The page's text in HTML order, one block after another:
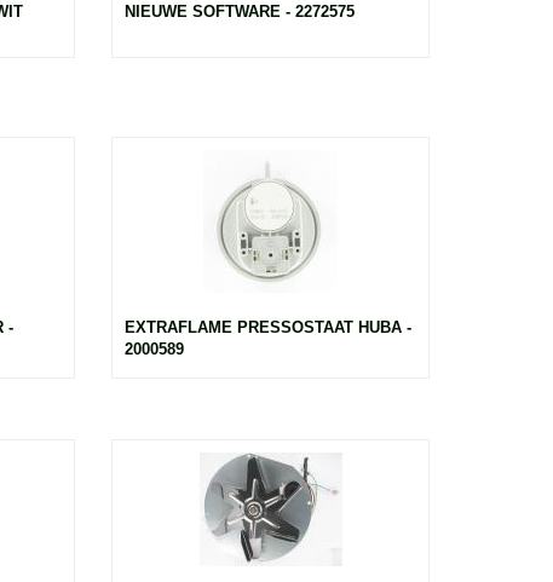
NIEUWE SOFTWARE - 2272575
-
EXTRAFLAME PRESSOSTAAT HUBA -
2000589